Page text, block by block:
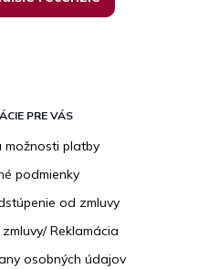
PRE VÁS
možnosti platby
podmienky
od zmluvy
Reklamácia
osobných údajov